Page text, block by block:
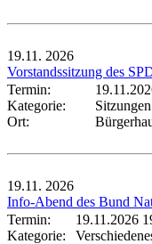
19.11. 2026
Vorstandssitzung des
Termin:
Kategorie:
Sitzungen
Ort:
19.11. 2026
Info-Abend des Bund
Termin:
19.11.2026
Kategorie: